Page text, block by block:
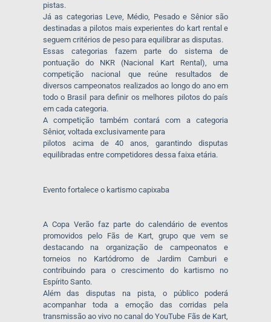
pistas.
Já as categorias Leve, Médio, Pesado e Sênior são
destinadas a pilotos mais experientes do kart rental e
seguem critérios de peso para equilibrar as disputas.
Essas categorias fazem parte do sistema de
pontuação do NKR (Nacional Kart Rental), uma
competição nacional que reúne resultados de
diversos campeonatos realizados ao longo do ano em
todo o Brasil para definir os melhores pilotos do país
em cada categoria.
A competição também contará com a categoria
Sênior, voltada exclusivamente para
pilotos acima de 40 anos, garantindo disputas
equilibradas entre competidores dessa faixa etária.
Evento fortalece o kartismo capixaba
A Copa Verão faz parte do calendário de eventos
promovidos pelo Fãs de Kart, grupo que vem se
destacando na organização de campeonatos e
torneios no Kartódromo de Jardim Camburi e
contribuindo para o crescimento do kartismo no
Espírito Santo.
Além das disputas na pista, o público poderá
acompanhar toda a emoção das corridas pela
transmissão ao vivo no canal do YouTube Fãs de Kart,